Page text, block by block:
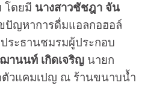
โดยมี นางสาวชัชฎา จัน
ญหาการดื่มแอลกอฮอล์
ระธานชมรมผู้ประกอบ
านนท์ เกิดเจริญนายก
ตัวแคมเปญ ณ ร้านขนาบน้ำ